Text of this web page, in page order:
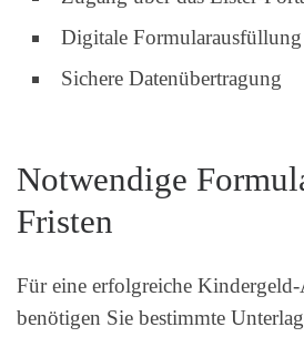
Digitale Formularausfüllung
Sichere Datenübertragung
Notwendige
Fristen
Für eine erfolgreiche
benötigen Sie bestimmte